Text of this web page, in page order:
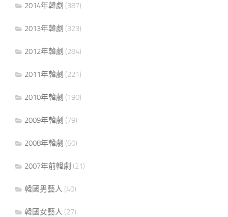
2014年韓劇 (387)
2013年韓劇 (323)
2012年韓劇 (284)
2011年韓劇 (221)
2010年韓劇 (190)
2009年韓劇 (79)
2008年韓劇 (60)
2007年前韓劇 (21)
韓國男藝人 (40)
韓國女藝人 (27)